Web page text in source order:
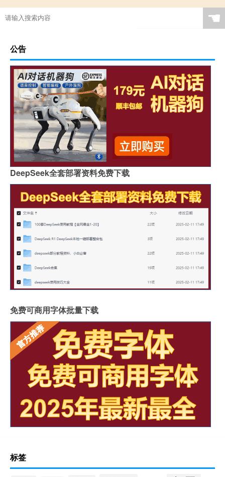
☚
公告
DeepSeek全套部署资料免费下载
免费可商用字体批量下载
标签